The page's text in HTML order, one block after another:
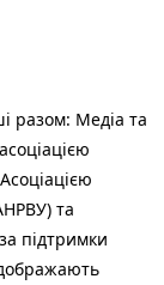
разом: Медіа та
та
підтримки